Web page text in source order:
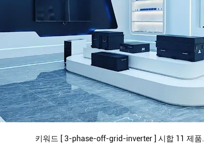
키워드 [ 3-phase-off-grid-inverter ] 시합 11 제품.